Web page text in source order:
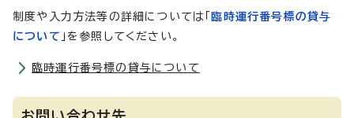
制度や入力方法等の詳細については「 臨時運行番号標の貸与
について 」を参照してください。
臨時運行番号標の貸与について